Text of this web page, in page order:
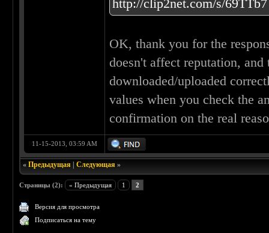
http://clip2net.com/s/69TTb7
OK, thank you for the
doesn't affect reputation,
downloaded/uploaded
values when you check the
confirmation on the real
11-15-2013, 03:59 AM
«Предыдущая |Следующая »
Страницы (2): « Предыдущая 1 2
Версия для просмотра
Подписаться на тему